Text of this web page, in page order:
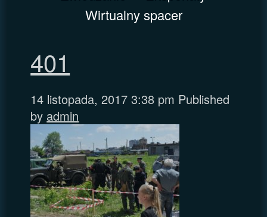
Wirtualny spacer
401
14 listopada, 2017 3:38 pm Published
by admin